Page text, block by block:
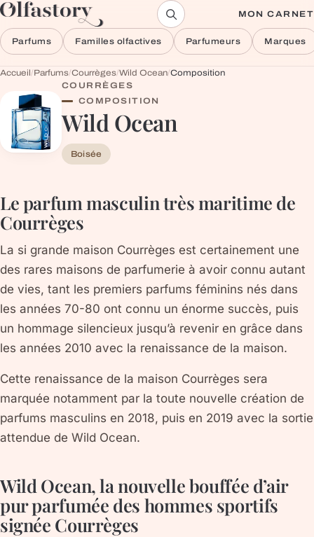
Aller au contenu MON CARNET
Parfums Familles olfactives Parfumeurs Marques
Accueil/Parfums/Courrèges/Wild Ocean/Composition
COURRÈGES
COMPOSITION
Wild Ocean
Boisée
Le parfum masculin très maritime de
Courrèges
La si grande maison Courrèges est certainement une
des rares maisons de parfumerie à avoir connu autant
de vies, tant les premiers parfums féminins nés dans
les années 70-80 ont connu un énorme succès, puis
un hommage silencieux jusqu’à revenir en grâce dans
les années 2010 avec la renaissance de la maison.
Cette renaissance de la maison Courrèges sera
marquée notamment par la toute nouvelle création de
parfums masculins en 2018, puis en 2019 avec la sortie
attendue de Wild Ocean.
Wild Ocean, la nouvelle bouffée d’air
pur parfumée des hommes sportifs
signée Courrèges